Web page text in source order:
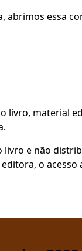
abrimos essa
livro, material
e não
o